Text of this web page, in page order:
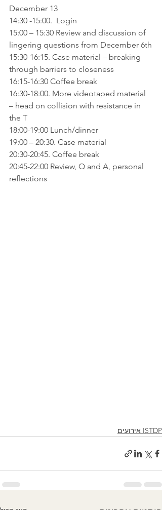
December 13
14:30 -15:00.  Login
15:00 – 15:30 Review and discussion of
lingering questions from December 6th
15:30-16:15. Case material – breaking
through barriers to closeness
16:15-16:30 Coffee break
16:30-18:00. More videotaped material
– head on collision with resistance in
the T
18:00-19:00 Lunch/dinner
19:00 – 20:30. Case material
20:30-20:45. Coffee break
20:45-22:00 Review, Q and A, personal
reflections
ISTDP אירועים